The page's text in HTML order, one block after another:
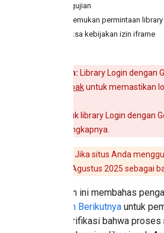
Pengujian
Menemukan permintaan
Periksa kebijakan izin iframe
Peringatan: Library Login dengan
penilaian dampakuntuk memastikan
Dukungan untuk library Login dengan
informasi selengkapnya.
Jika situs Anda
tersedia pada Agustus 2025 sebagai
Panduan ini membahas
Langkah Berikutnya untuk
memverifikasi bahwa